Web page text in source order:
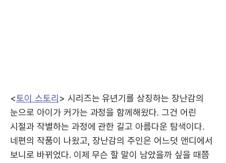
<토이 스토리 > 시리즈는 유년기를 상징하는 장난감의
눈으로 아이가 커가는 과정을 함께해왔다. 그건 어린
시절과 작별하는 과정에 관한 길고 아름다운 탐색이다.
네편의 작품이 나왔고, 장난감의 주인은 어느덧 앤디에서
보니로 바뀌었다. 이제 무슨 할 말이 남았을까 싶을 때쯤